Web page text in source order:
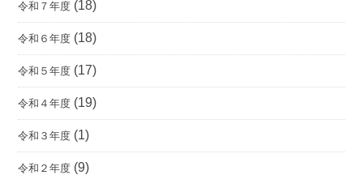
令和７年度 (18)
令和６年度 (18)
令和５年度 (17)
令和４年度 (19)
令和３年度 (1)
令和２年度 (9)